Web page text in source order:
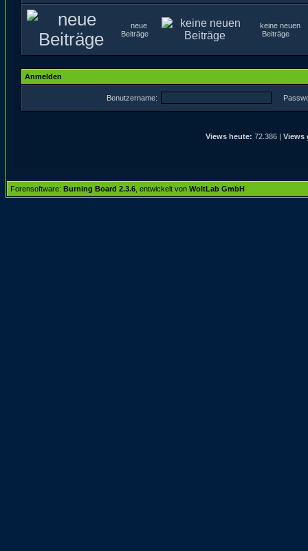
neue
Beiträge
keine neuen
Beiträge
Anmelden
Benutzername:
Views heute: 72.386 | Views
Forensoftware: Burning Board 2.3.6 , entwickelt von WoltLab GmbH